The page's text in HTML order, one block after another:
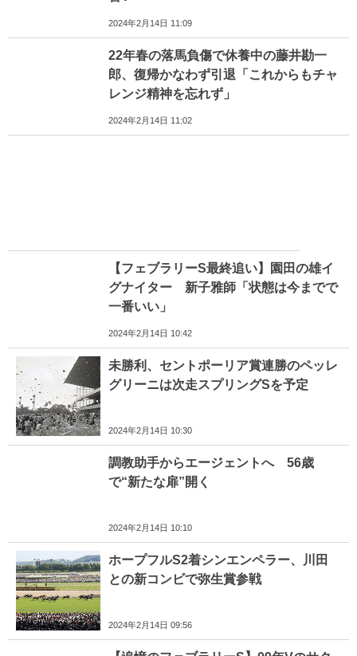
2024年2月14日 11:09
22年春の落馬負傷で休養中の藤井勘一
郎、復帰かなわず引退「これからもチャ
レンジ精神を忘れず」
2024年2月14日 11:02
【フェブラリーS最終追い】園田の雄イ
グナイター 新子雅師「状態は今までで
一番いい」
2024年2月14日 10:42
未勝利、セントポーリア賞連勝のペッレ
グリーニは次走スプリングSを予定
2024年2月14日 10:30
調教助手からエージェントへ 56歳
で“新たな扉”開く
2024年2月14日 10:10
ホープフルS2着シンエンペラー、川田
との新コンビで弥生賞参戦
2024年2月14日 09:56